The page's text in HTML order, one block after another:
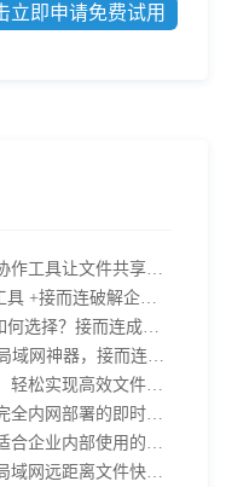
立即申请免费试用